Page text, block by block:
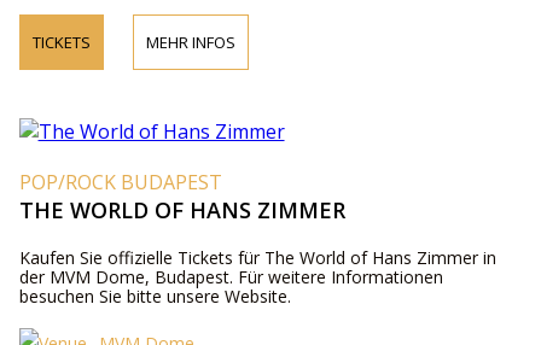
TICKETS MEHR INFOS
POP/ROCK BUDAPEST
THE WORLD OF HANS ZIMMER
Kaufen Sie offizielle Tickets für The World of Hans Zimmer in
der MVM Dome, Budapest. Für weitere Informationen
besuchen Sie bitte unsere Website.